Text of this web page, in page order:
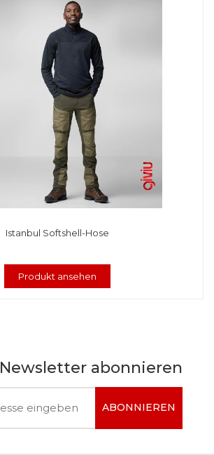
Istanbul Softshell-Hose
Produkt ansehen
Newsletter abonnieren
ABONNIEREN